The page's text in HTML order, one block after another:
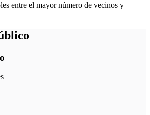
entre el mayor número de vecinos y